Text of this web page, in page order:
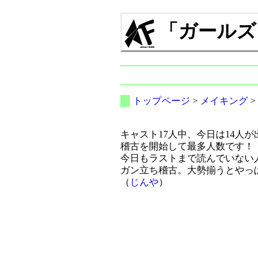
「ガールズ
トップページ > メイキング>
キャスト17人中、今日は14人が
稽古を開始して最多人数です！
今日もラストまで読んでいな
ガン立ち稽古。大勢揃うとやっ
（ じんや）